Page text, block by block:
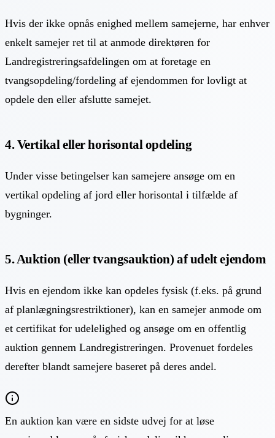
Hvis der ikke opnås enighed mellem samejerne, har enhver
enkelt samejer ret til at anmode direktøren for
Landregistreringsafdelingen om at foretage en
tvangsopdeling/fordeling af ejendommen for lovligt at
opdele den eller afslutte samejet.
4. Vertikal eller horisontal opdeling
Under visse betingelser kan samejere ansøge om en
vertikal opdeling af jord eller horisontal i tilfælde af
bygninger.
5. Auktion (eller tvangsauktion) af udelt ejendom
Hvis en ejendom ikke kan opdeles fysisk (f.eks. på grund
af planlægningsrestriktioner), kan en samejer anmode om
et certifikat for udelelighed og ansøge om en offentlig
auktion gennem Landregistreringen. Provenuet fordeles
derefter blandt samejere baseret på deres andel.
En auktion kan være en sidste udvej for at løse